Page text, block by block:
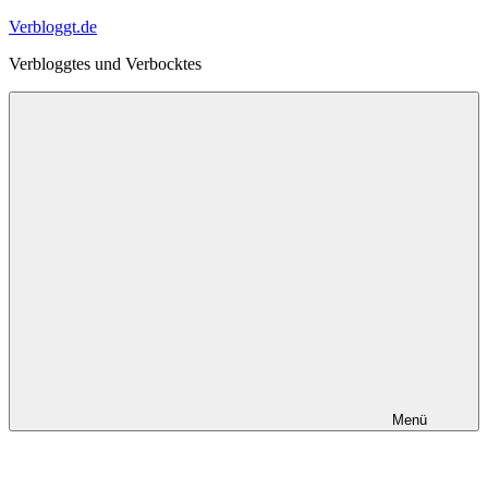
Zum
springen
Verbloggt.de
Verbloggtes und Verbocktes
Menü